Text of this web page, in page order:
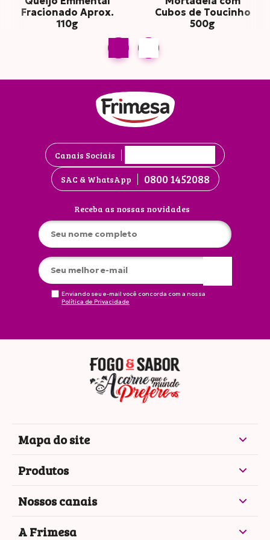
Fracionado Aprox.
110g
Cubos de Toucinho
500g
Canais Sociais
SAC & WhatsApp 0800 1452088
Receba as nossas novidades
Enviando seu e-mail você concorda com a nossa
Política de Privacidade
Mapa do site
Produtos
Nossos canais
A Frimesa